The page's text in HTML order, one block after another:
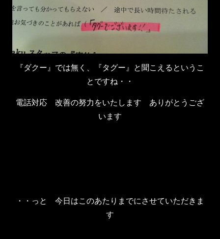
『ダクー』では無く、『タグー』と聞こえるというこ
とですね・・
電話対応 改善の努力をいたします ありがとうござ
います
・・っと 今日はこのあたりまでにさせていただきま
す